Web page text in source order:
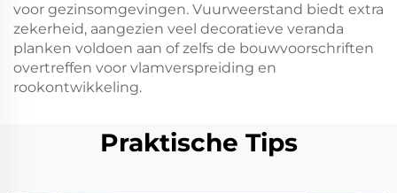
voor gezinsomgevingen. Vuurweerstand biedt extra
zekerheid, aangezien veel decoratieve veranda
planken voldoen aan of zelfs de bouwvoorschriften
overtreffen voor vlamverspreiding en
rookontwikkeling.
Praktische Tips